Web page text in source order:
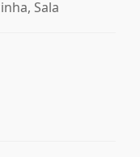
Sala